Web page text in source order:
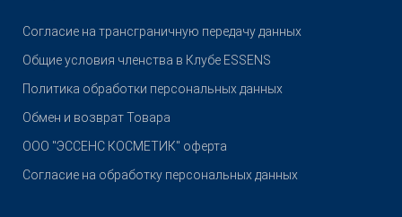
Согласие на трансграничную передачу данных
Общие условия членства в Клубе ESSENS
Политика обработки персональных данных
Обмен и возврат Товара
OOO "ЭССЕНС КОСМЕТИК" оферта
Согласие на обработку персональных данных